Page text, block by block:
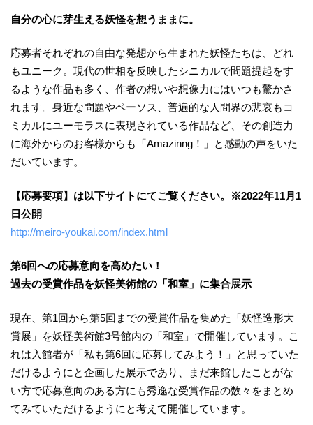
自分の心に芽生える妖怪を想うままに。
応募者それぞれの自由な発想から生まれた妖怪たちは、どれ
もユニーク。現代の世相を反映したシニカルで問題提起をす
るような作品も多く、作者の想いや想像力にはいつも驚かさ
れます。身近な問題やペーソス、普遍的な人間界の悲哀もコ
ミカルにユーモラスに表現されている作品など、その創造力
に海外からのお客様からも「Amazinng！」と感動の声をいた
だいています。
【応募要項】は以下サイトにてご覧ください。※2022年11月1
日公開
http://meiro-youkai.com/index.html
第6回への応募意向を高めたい！
過去の受賞作品を妖怪美術館の「和室」に集合展示
現在、第1回から第5回までの受賞作品を集めた「妖怪造形大
賞展」を妖怪美術館3号館内の「和室」で開催しています。こ
れは入館者が「私も第6回に応募してみよう！」と思っていた
だけるようにと企画した展示であり、まだ来館したことがな
い方で応募意向のある方にも秀逸な受賞作品の数々をまとめ
てみていただけるようにと考えて開催しています。